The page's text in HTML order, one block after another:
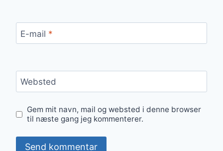
E-mail *
Websted
Gem mit navn, mail og websted i denne browser
til næste gang jeg kommenterer.